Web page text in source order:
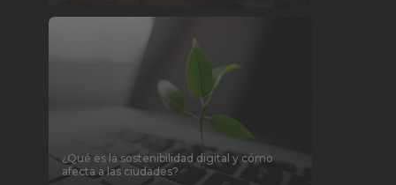
¿Qué es la sostenibilidad digital y cómo
afecta a las ciudades?